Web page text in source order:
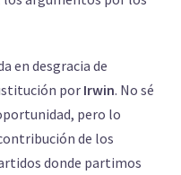
en desgracia de
por Irwin. No sé
pero lo
de los
donde partimos